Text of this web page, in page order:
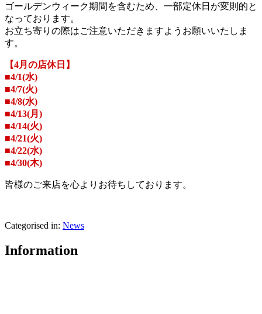
ゴールデンウィーク期間を含むため、一部定休日が変則的と
なっております。
お立ち寄りの際はご注意いただきますようお願いいたしま
す。
【4月の店休日】
■4/1(水)
■4/7(火)
■4/8(水)
■4/13(月)
■4/14(火)
■4/21(火)
■4/22(水)
■4/30(木)
皆様のご来店を心よりお待ちしております。
Categorised in: News
Information